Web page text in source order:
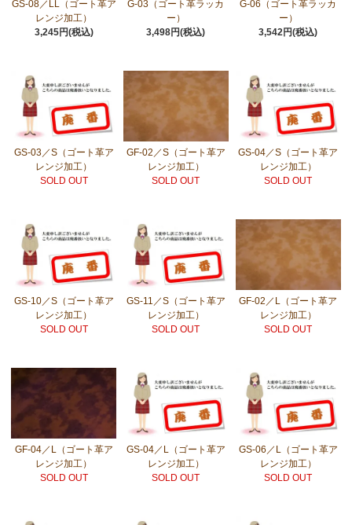
GS-08／LL（ゴート革ア
レンジ加工）
3,245円(税込)
G-03（ゴート革ラッカ
ー）
3,498円(税込)
G-06（ゴート革ラッカ
ー）
3,542円(税込)
GS-03／S（ゴート革ア
レンジ加工）
SOLD OUT
GF-02／S（ゴート革ア
レンジ加工）
SOLD OUT
GS-04／S（ゴート革ア
レンジ加工）
SOLD OUT
GS-10／S（ゴート革ア
レンジ加工）
SOLD OUT
GS-11／S（ゴート革ア
レンジ加工）
SOLD OUT
GF-02／L（ゴート革ア
レンジ加工）
SOLD OUT
GF-04／L（ゴート革ア
レンジ加工）
SOLD OUT
GS-04／L（ゴート革ア
レンジ加工）
SOLD OUT
GS-06／L（ゴート革ア
レンジ加工）
SOLD OUT